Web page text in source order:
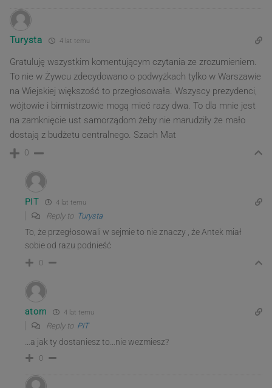
Turysta 4 lat temu
Gratuluję wszystkim komentującym czytania ze zrozumieniem.
To nie w Żywcu zdecydowano o podwyżkach tylko w Warszawie
na Wiejskiej większość to przegłosowała. Wszyscy prezydenci,
wójtowie i birmistrzowie mogą mieć razy dwa. To dla mnie jest
na zamknięcie ust samorządom żeby nie marudziły że mało
dostają z budżetu centralnego. Szach Mat
0
PIT 4 lat temu
Reply to Turysta
To, że przegłosowali w sejmie to nie znaczy , że Antek miał
sobie od razu podnieść
0
atom 4 lat temu
Reply to PIT
…a jak ty dostaniesz to…nie wezmiesz?
0